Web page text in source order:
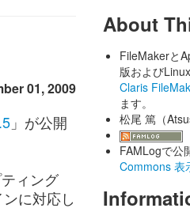
01, 2009
」が公開
ィング
に対応し
About
FileMakerと
版および
Claris
ます。
松尾 篤（
FAMLogで公
Commons 表